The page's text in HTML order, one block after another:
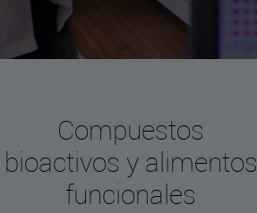
Compuestos
bioactivos y alimentos
funcionales